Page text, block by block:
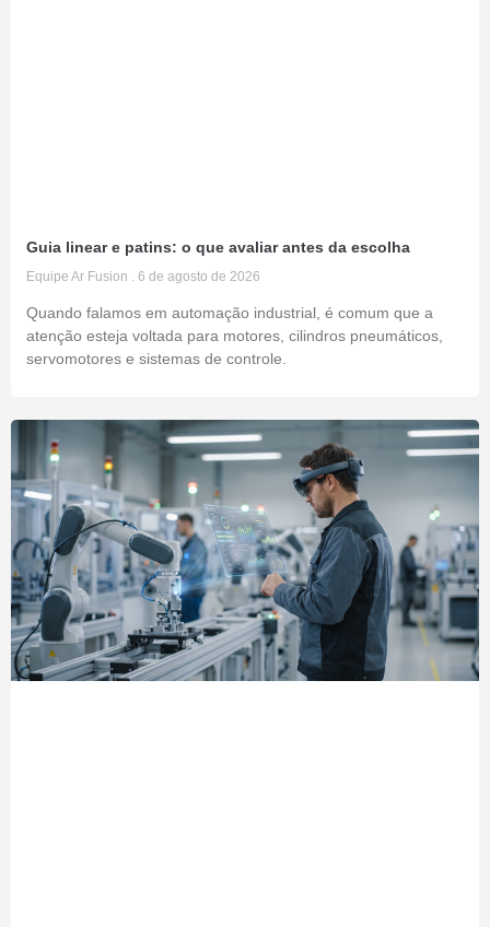
Guia linear e patins: o que avaliar antes da escolha
Equipe Ar Fusion 6 de agosto de 2026
Quando falamos em automação industrial, é comum que a
atenção esteja voltada para motores, cilindros pneumáticos,
servomotores e sistemas de controle.